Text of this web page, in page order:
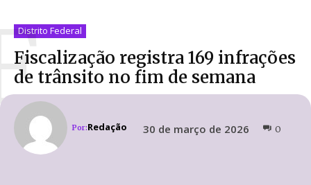
Distrito Federal
Fiscalização registra 169 infrações
de trânsito no fim de semana
Por:Redação 30 de março de 2026 0